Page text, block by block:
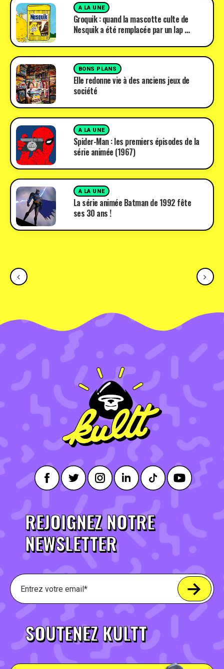
A LA UNE
Groquik : quand la mascotte culte de
Nesquik a été remplacée par un lap …
BONS PLANS
Elle redonne vie à des anciens jeux de
société
A LA UNE
Spider-Man : les premiers épisodes de la
série animée (1967)
A LA UNE
La série animée Batman de 1992 fête
ses 30 ans !
REJOIGNEZ NOTRE
NEWSLETTER
SOUTENEZ KULTT